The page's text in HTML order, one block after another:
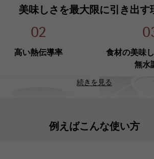
保証情報
美味しさを最大限に引き出す
02
高い熱伝導率 食材の美味
無水
続きを見る
例えばこんな使い方